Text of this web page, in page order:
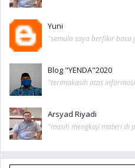
Yuni
"semula saya berfikir
Blog "YENDA"2020
"terimakasih atas
Arsyad Riyadi
"masih mengkaji materi di